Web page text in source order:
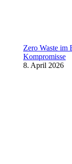
Zero Waste im
Kompromisse
8. April 2026